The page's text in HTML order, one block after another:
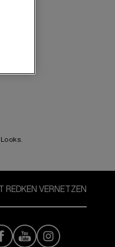
REDKEN VERNETZEN